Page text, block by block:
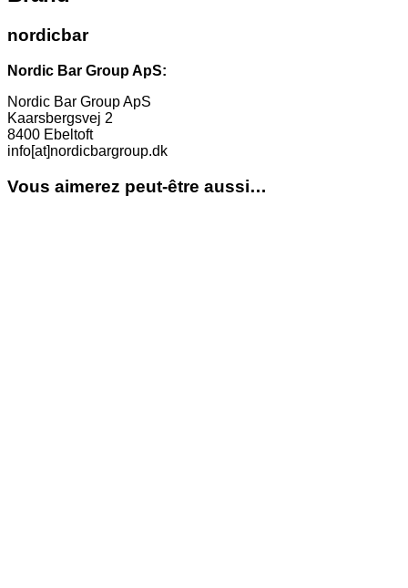
nordicbar
Nordic Bar Group ApS:
Nordic Bar Group ApS
Kaarsbergsvej 2
8400 Ebeltoft
info[at]nordicbargroup.dk
Vous aimerez peut-être aussi…